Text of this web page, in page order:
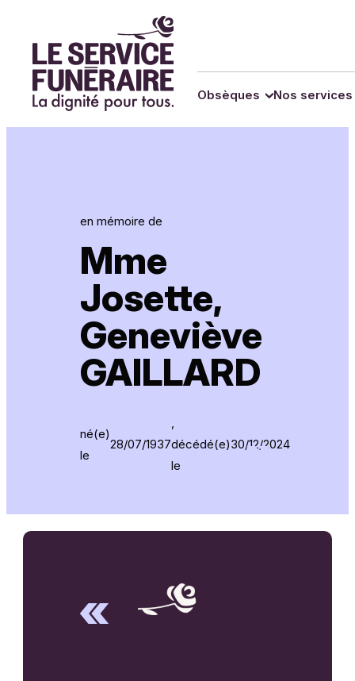
Obsèques Nos services
en mémoire de
Mme
Josette,
Geneviève
GAILLARD
né(e)
le
28/07/1937
,
décédé(e)
le
30/12/2024